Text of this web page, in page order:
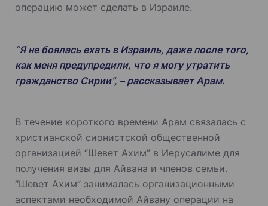
операцию может сделать в Израиле.
“Я не боялась ехать в Израиль, даже после того,
как меня предупредили, что я могу утратить
гражданство Сирии”, – рассказывает Арам.
В течение короткого времени Арам связалась с
христианской сионистской общественной
организацией “Шевет Ахим” в Иерусалиме для
получения визы для Айвана и членов семьи.
“Шевет Ахим” занималась организационными
аспектами необходимой Айвану операции на